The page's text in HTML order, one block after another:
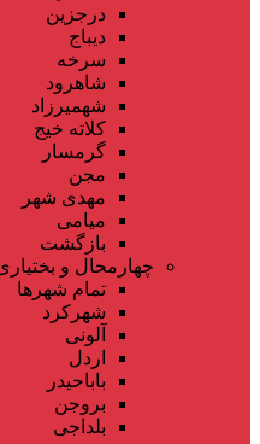
درجزین
دیباج
سرخه
شاهرود
شهمیرزاد
کلاته خیج
گرمسار
مجن
مهدی شهر
میامی
بازگشت
چهارمحال و بختیاری
تمام شهر‌ها
شهرکرد
آلونی
اردل
باباحیدر
بروجن
بلداجی